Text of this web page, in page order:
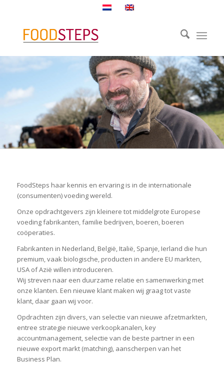
FoodSteps haar kennis en ervaring is in de internationale
(consumenten) voeding wereld.
Onze opdrachtgevers zijn kleinere tot middelgrote Europese
voeding fabrikanten, familie bedrijven, boeren, boeren
coöperaties.
Fabrikanten in Nederland, België, Italië, Spanje, Ierland die hun
premium, vaak biologische, producten in andere EU markten,
USA of Azië willen introduceren.
Wij streven naar een duurzame relatie en samenwerking met
onze klanten. Een nieuwe klant maken wij graag tot vaste
klant, daar gaan wij voor.
Opdrachten zijn divers, van selectie van nieuwe afzetmarkten,
entree strategie nieuwe verkoopkanalen, key
accountmanagement, selectie van de beste partner in een
nieuwe export markt (matching), aanscherpen van het
Business Plan.